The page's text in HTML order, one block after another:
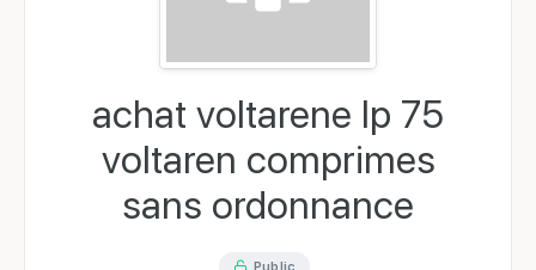
achat voltarene lp 75
voltaren comprimes
sans ordonnance